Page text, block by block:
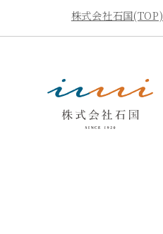
株式会社石国(TOP)